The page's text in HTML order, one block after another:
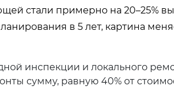
стали примерно на 20–25%
в 5 лет, картина
инспекции и локального
сумму, равную 40% от